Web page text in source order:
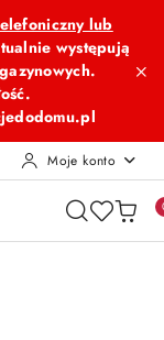
lub
występują
Moje konto